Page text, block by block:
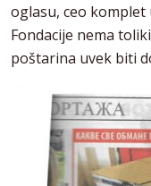
oglasu, ceo
Fondacije nema
poštarina uvek biti